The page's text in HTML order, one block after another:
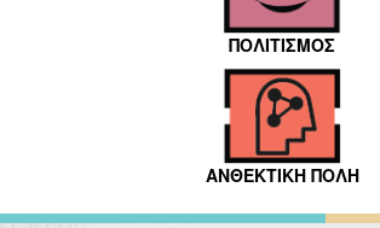
ΠΟΛΙΤΙΣΜΟΣ
ΑΝΘΕΚΤΙΚΗ ΠΟΛΗ